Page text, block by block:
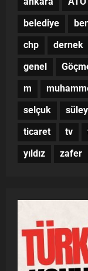
belediye
chp
dernek
genel
m
selçuk
ticaret
tv
yıldız
zafer